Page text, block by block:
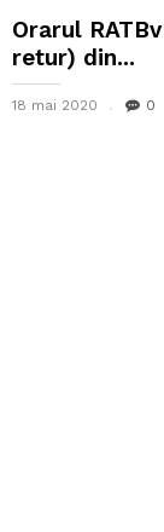
Orarul
retur) din...
18 mai 2020 0